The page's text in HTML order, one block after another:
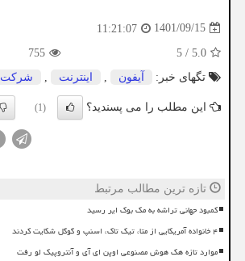
1401/09/15
11:21:07
5.0
/
5
755
تگهای خبر:
آیفون اینترنت شركت
این مطلب را می پسندید؟ (1)
تازه ترین مطالب مرتبط
کمبود جهانی تراشه به مک بوک ایر رسید
۴ خانواده آمریکایی از متا، تیک تاک، اسنپ و گوگل شکایت کردند
موارد تازه هک هوش مصنوعی اوپن ای آی و آنتروپیک لو رفت